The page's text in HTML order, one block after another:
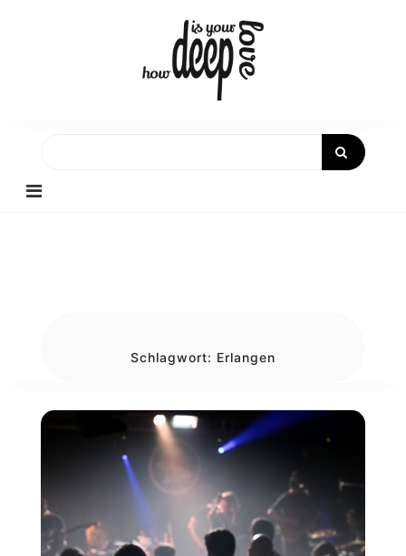
Schlagwort: Erlangen